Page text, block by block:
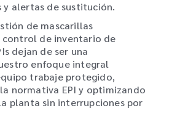
y alertas de sustitución.
de mascarillas
de inventario de
dejan de ser una
enfoque integral
trabaje protegido,
normativa EPI y optimizando
planta sin interrupciones por